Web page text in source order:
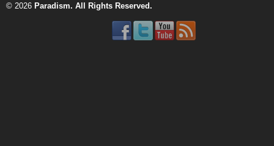
© 2026 Paradism. All Rights Reserved.